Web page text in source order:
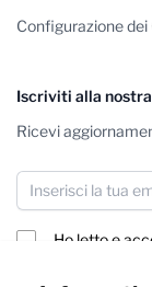
Configurazione dei
Iscriviti alla
Ricevi
Indirizzo email
Ho letto e